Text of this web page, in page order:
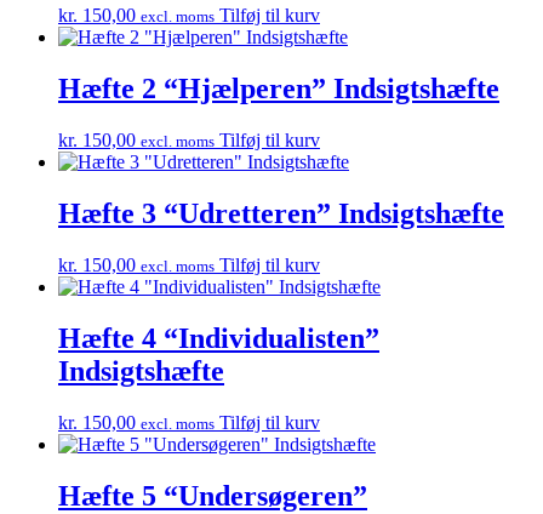
kr. 150,00 excl. moms Tilføj til kurv
Hæfte 2 “Hjælperen” Indsigtshæfte
kr. 150,00 excl. moms Tilføj til kurv
Hæfte 3 “Udretteren” Indsigtshæfte
kr. 150,00 excl. moms Tilføj til kurv
Hæfte 4 “Individualisten”
Indsigtshæfte
kr. 150,00 excl. moms Tilføj til kurv
Hæfte 5 “Undersøgeren”